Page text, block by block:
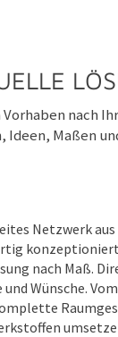
nach
Ideen, Maßen
Netzwerk
nach Maß.
Wünsche.